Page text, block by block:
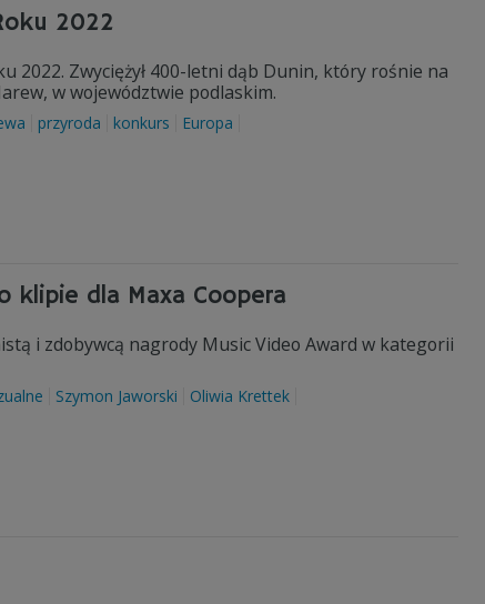
2022
2022. Zwyciężył 400-letni dąb Dunin, który rośnie na
w województwie podlaskim.
przyroda konkurs Europa
klipie dla Maxa Coopera
i zdobywcą nagrody Music Video Award w kategorii
Szymon Jaworski Oliwia Krettek